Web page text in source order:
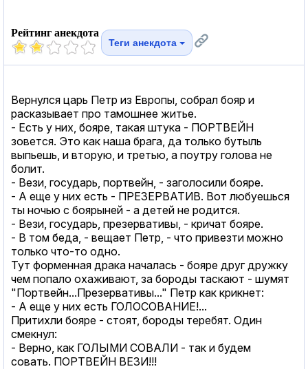
Рейтинг анекдота
Теги анекдота
Вернулся царь Петр из Европы, собрал бояр и
расказывает про тамошнее житье.
- Есть у них, бояре, такая штука - ПОРТВЕЙН
зовется. Это как наша брага, да только бутыль
выпьешь, и вторую, и третью, а поутру голова не
болит.
- Вези, государь, портвейн, - заголосили бояре.
- А еще у них есть - ПРЕЗЕРВАТИВ. Вот любуешься
ты ночью с боярыней - а детей не родится.
- Вези, государь, презервативы, - кричат бояре.
- В том беда, - вещает Петр, - что привезти можно
только что-то одно.
Тут форменная драка началась - бояре друг дружку
чем попало охаживают, за бороды таскают - шумят
"Портвейн...Презервативы..." Петр как крикнет:
- А еще у них есть ГОЛОСОВАНИЕ!...
Притихли бояре - стоят, бороды теребят. Один
смекнул:
- Верно, как ГОЛЫМИ СОВАЛИ - так и будем
совать. ПОРТВЕЙН ВЕЗИ!!!